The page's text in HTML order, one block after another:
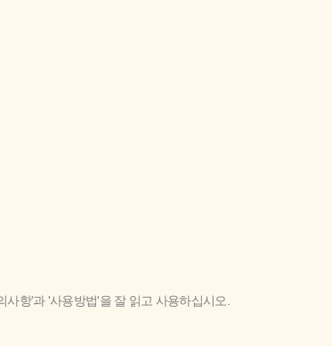
항'과 '사용방법'을 잘 읽고 사용하십시오.